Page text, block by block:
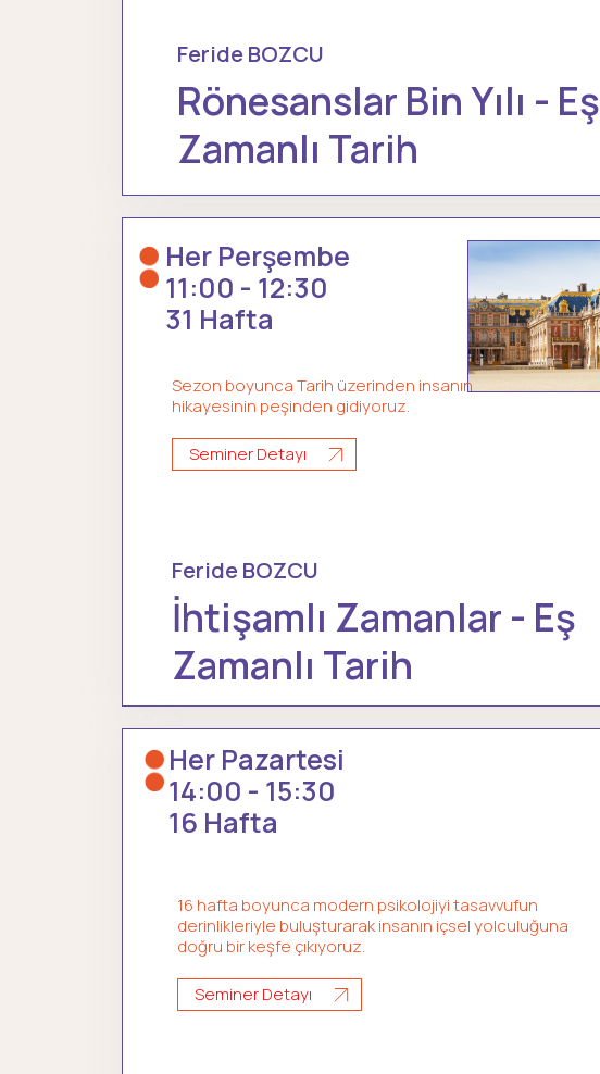
Feride BOZCU
Rönesanslar Bin Yılı - Eş
Zamanlı Tarih
Her Perşembe
11:00 - 12:30
31 Hafta
Sezon boyunca Tarih üzerinden insanın
hikayesinin peşinden gidiyoruz.
Seminer Detayı
Feride BOZCU
İhtişamlı Zamanlar - Eş
Zamanlı Tarih
Her Pazartesi
14:00 - 15:30
16 Hafta
16 hafta boyunca modern psikolojiyi tasavvufun
derinlikleriyle buluşturarak insanın içsel yolculuğuna
doğru bir keşfe çıkıyoruz.
Seminer Detayı